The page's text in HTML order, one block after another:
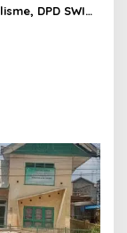
DPD SWI